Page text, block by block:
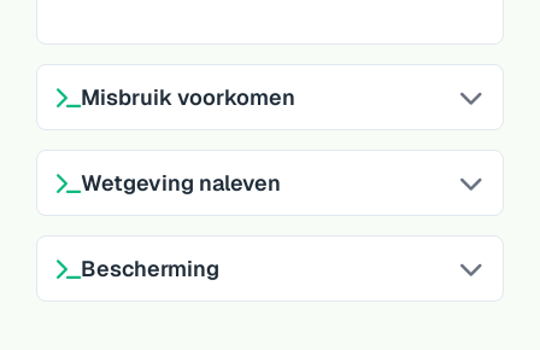
Misbruik voorkomen
Wetgeving naleven
Bescherming